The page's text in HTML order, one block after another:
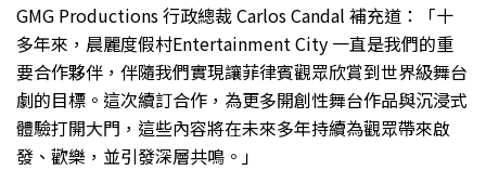
GMG Productions 行政總裁 Carlos Candal 補充道：「十
多年來，晨麗度假村Entertainment City 一直是我們的重
要合作夥伴，伴隨我們實現讓菲律賓觀眾欣賞到世界級舞台
劇的目標。這次續訂合作，為更多開創性舞台作品與沉浸式
體驗打開大門，這些內容將在未來多年持續為觀眾帶來啟
發、歡樂，並引發深層共鳴。」